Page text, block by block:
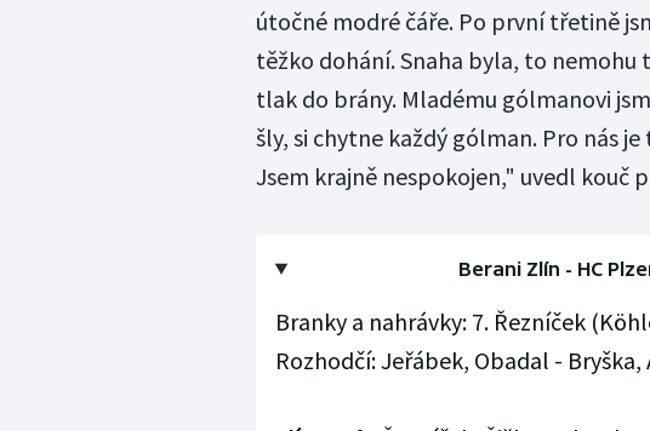
útočné modré čáře. Po první třetině
těžko dohání. Snaha byla, to
tlak do brány. Mladému gólmanovi
šly, si chytne každý gólman. Pro nás
Jsem krajně nespokojen," uvedl kouč
Berani Zlín - HC
Branky a nahrávky: 7. Řezníček
Rozhodčí: Jeřábek, Obadal - Bryška,